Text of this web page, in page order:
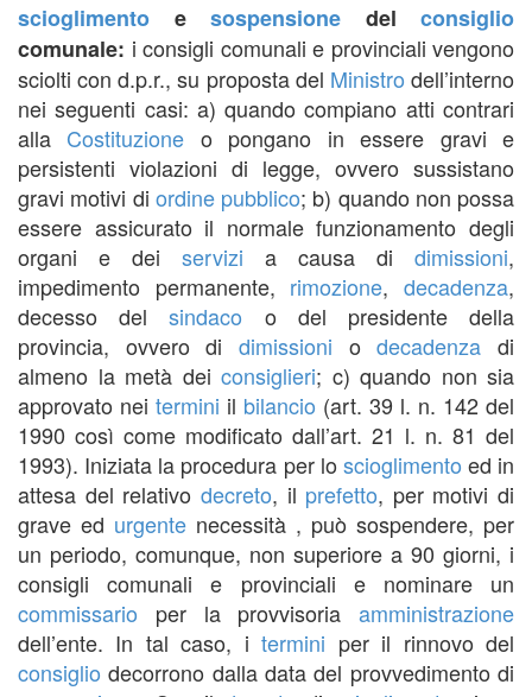
scioglimento e sospensione del consiglio
comunale: i consigli comunali e provinciali vengono
sciolti con d.p.r., su proposta del Ministro dell’interno
nei seguenti casi: a) quando compiano atti contrari
alla Costituzione o pongano in essere gravi e
persistenti violazioni di legge, ovvero sussistano
gravi motivi di ordine pubblico; b) quando non possa
essere assicurato il normale funzionamento degli
organi e dei servizi a causa di dimissioni,
impedimento permanente, rimozione,decadenza,
decesso delsindaco o del presidente della
provincia, ovvero di dimissioni odecadenza di
almeno la metà dei consiglieri; c) quando non sia
approvato nei termini il bilancio (art. 39 l. n. 142 del
1990 così come modificato dall’art. 21 l. n. 81 del
1993). Iniziata la procedura per lo scioglimento ed in
attesa del relativo decreto, il prefetto, per motivi di
grave ed urgente necessità , può sospendere, per
un periodo, comunque, non superiore a 90 giorni, i
consigli comunali e provinciali e nominare un
commissario per la provvisoria amministrazione
dell’ente. In tal caso, itermini per il rinnovo del
consiglio decorrono dalla data del provvedimento di